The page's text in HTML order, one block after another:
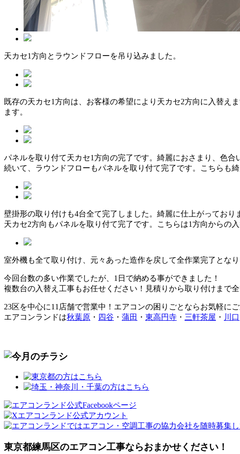
天カセ1方向とラウンドフローを吊り込みました。
既存の天カセ1方向は、お客様の希望により天カセ2方向に入替え
ます。
パネルを取り付て天カセ1方向の完了です。綺麗におさまり、色合
続いて、ラウンドフローもパネルを取り付て完了です。こちらも
壁掛形の取り付けも4台全て完了しました。綺麗に仕上がっており
天カセ2方向もパネルを取り付て完了です。こちらは1方向からの
室外機も全て取り付け、元々あった造作を戻して全作業完了とな
今回台数の多い作業でしたが、1日で納める事ができました！
複数台の入替え工事もお任せください！見積りから取り付けまで
23区を中心に11店舗で営業中！エアコンの困りごとならお気軽にご
エアコンランドは秋葉原 ・ 四谷 ・ 蒲田 ・ 東高円寺 ・ 三軒茶屋 ・ 川口
東京都練馬区のエアコン工事ならおまかせください！